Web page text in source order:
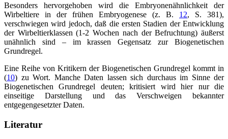
Besonders hervorgehoben wird die Embryonenähnlichkeit der
Wirbeltiere in der frühen Embryogenese (z. B. 12, S. 381),
verschwiegen wird jedoch, daß die ersten Stadien der Entwicklung
der Wirbeltierklassen (1-2 Wochen nach der Befruchtung) äußerst
unähnlich sind – im krassen Gegensatz zur Biogenetischen
Grundregel.
Eine Reihe von Kritikern der Biogenetischen Grundregel kommt in
(10) zu Wort. Manche Daten lassen sich durchaus im Sinne der
Biogenetischen Grundregel deuten; kritisiert wird hier nur die
einseitige Darstellung und das Verschweigen bekannter
entgegengesetzter Daten.
Literatur